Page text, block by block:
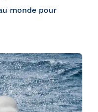
monde pour